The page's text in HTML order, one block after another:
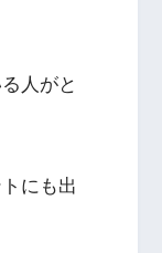
人がと
にも出